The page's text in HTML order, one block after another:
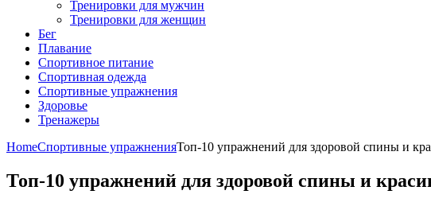
Тренировки для мужчин
Тренировки для женщин
Бег
Плавание
Спортивное питание
Спортивная одежда
Спортивные упражнения
Здоровье
Тренажеры
HomeСпортивные упражненияТоп-10 упражнений для здоровой спины и
Топ-10 упражнений для здоровой спины и